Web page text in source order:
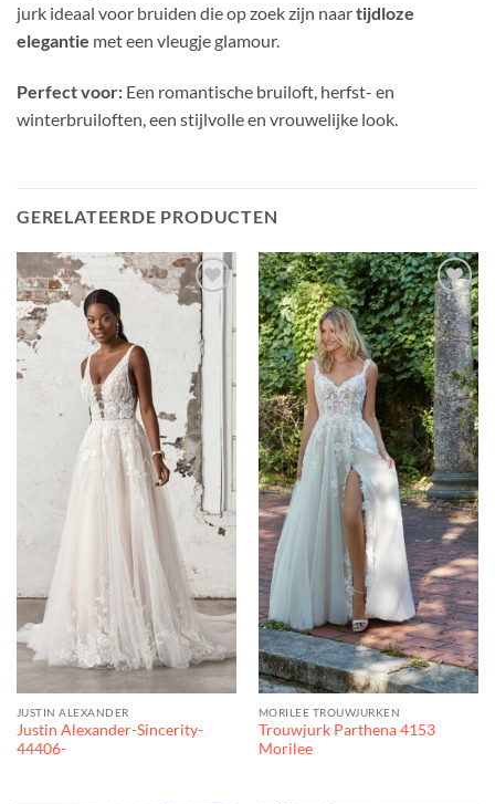
jurk ideaal voor bruiden die op zoek zijn naartijdloze
elegantie met een vleugje glamour.
Perfect voor: Een romantische bruiloft, herfst- en
winterbruiloften, een stijlvolle en vrouwelijke look.
GERELATEERDE PRODUCTEN
Toevoegen
aan
verlanglijst
JUSTIN ALEXANDER
Justin Alexander-Sincerity-
44406-
Toevoegen
aan
verlanglijst
MORILEE TROUWJURKEN
Trouwjurk Parthena 4153
Morilee